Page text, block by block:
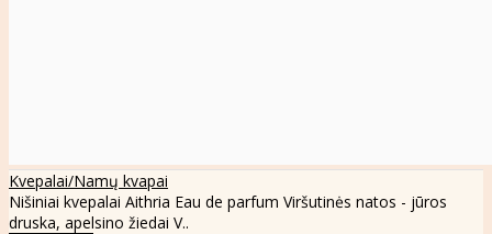
Kvepalai/Namų kvapai
Nišiniai kvepalai Aithria Eau de parfum Viršutinės natos - jūros
druska, apelsino žiedai V..